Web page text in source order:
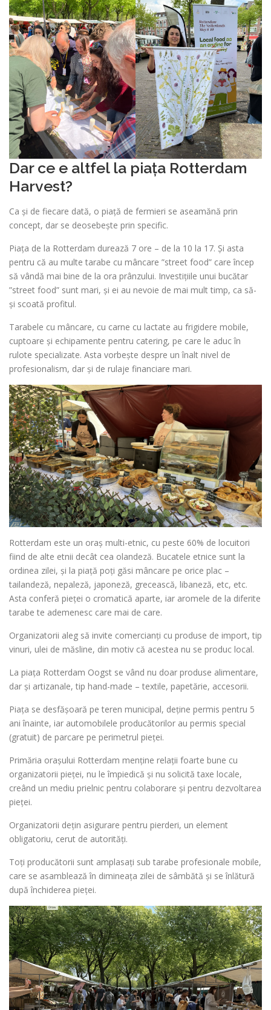
Dar ce e altfel la piața Rotterdam
Harvest?
Ca și de fiecare dată, o piață de fermieri se aseamănă prin
concept, dar se deosebește prin specific.
Piața de la Rotterdam durează 7 ore – de la 10 la 17. Și asta
pentru că au multe tarabe cu mâncare ”street food” care încep
să vândă mai bine de la ora prânzului. Investițiile unui bucătar
”street food” sunt mari, și ei au nevoie de mai mult timp, ca să-
și scoată profitul.
Tarabele cu mâncare, cu carne cu lactate au frigidere mobile,
cuptoare și echipamente pentru catering, pe care le aduc în
rulote specializate. Asta vorbește despre un înalt nivel de
profesionalism, dar și de rulaje financiare mari.
Rotterdam este un oraș multi-etnic, cu peste 60% de locuitori
fiind de alte etnii decât cea olandeză. Bucatele etnice sunt la
ordinea zilei, și la piață poți găsi mâncare pe orice plac –
tailandeză, nepaleză, japoneză, grecească, libaneză, etc, etc.
Asta conferă pieței o cromatică aparte, iar aromele de la diferite
tarabe te ademenesc care mai de care.
Organizatorii aleg să invite comercianți cu produse de import, tip
vinuri, ulei de măsline, din motiv că acestea nu se produc local.
La piața Rotterdam Oogst se vând nu doar produse alimentare,
dar și artizanale, tip hand-made – textile, papetărie, accesorii.
Piața se desfășoară pe teren municipal, deține permis pentru 5
ani înainte, iar automobilele producătorilor au permis special
(gratuit) de parcare pe perimetrul pieței.
Primăria orașului Rotterdam menține relații foarte bune cu
organizatorii pieței, nu le împiedică și nu solicită taxe locale,
creând un mediu prielnic pentru colaborare și pentru dezvoltarea
pieței.
Organizatorii dețin asigurare pentru pierderi, un element
obligatoriu, cerut de autorități.
Toți producătorii sunt amplasați sub tarabe profesionale mobile,
care se asamblează în dimineața zilei de sâmbătă și se înlătură
după închiderea pieței.